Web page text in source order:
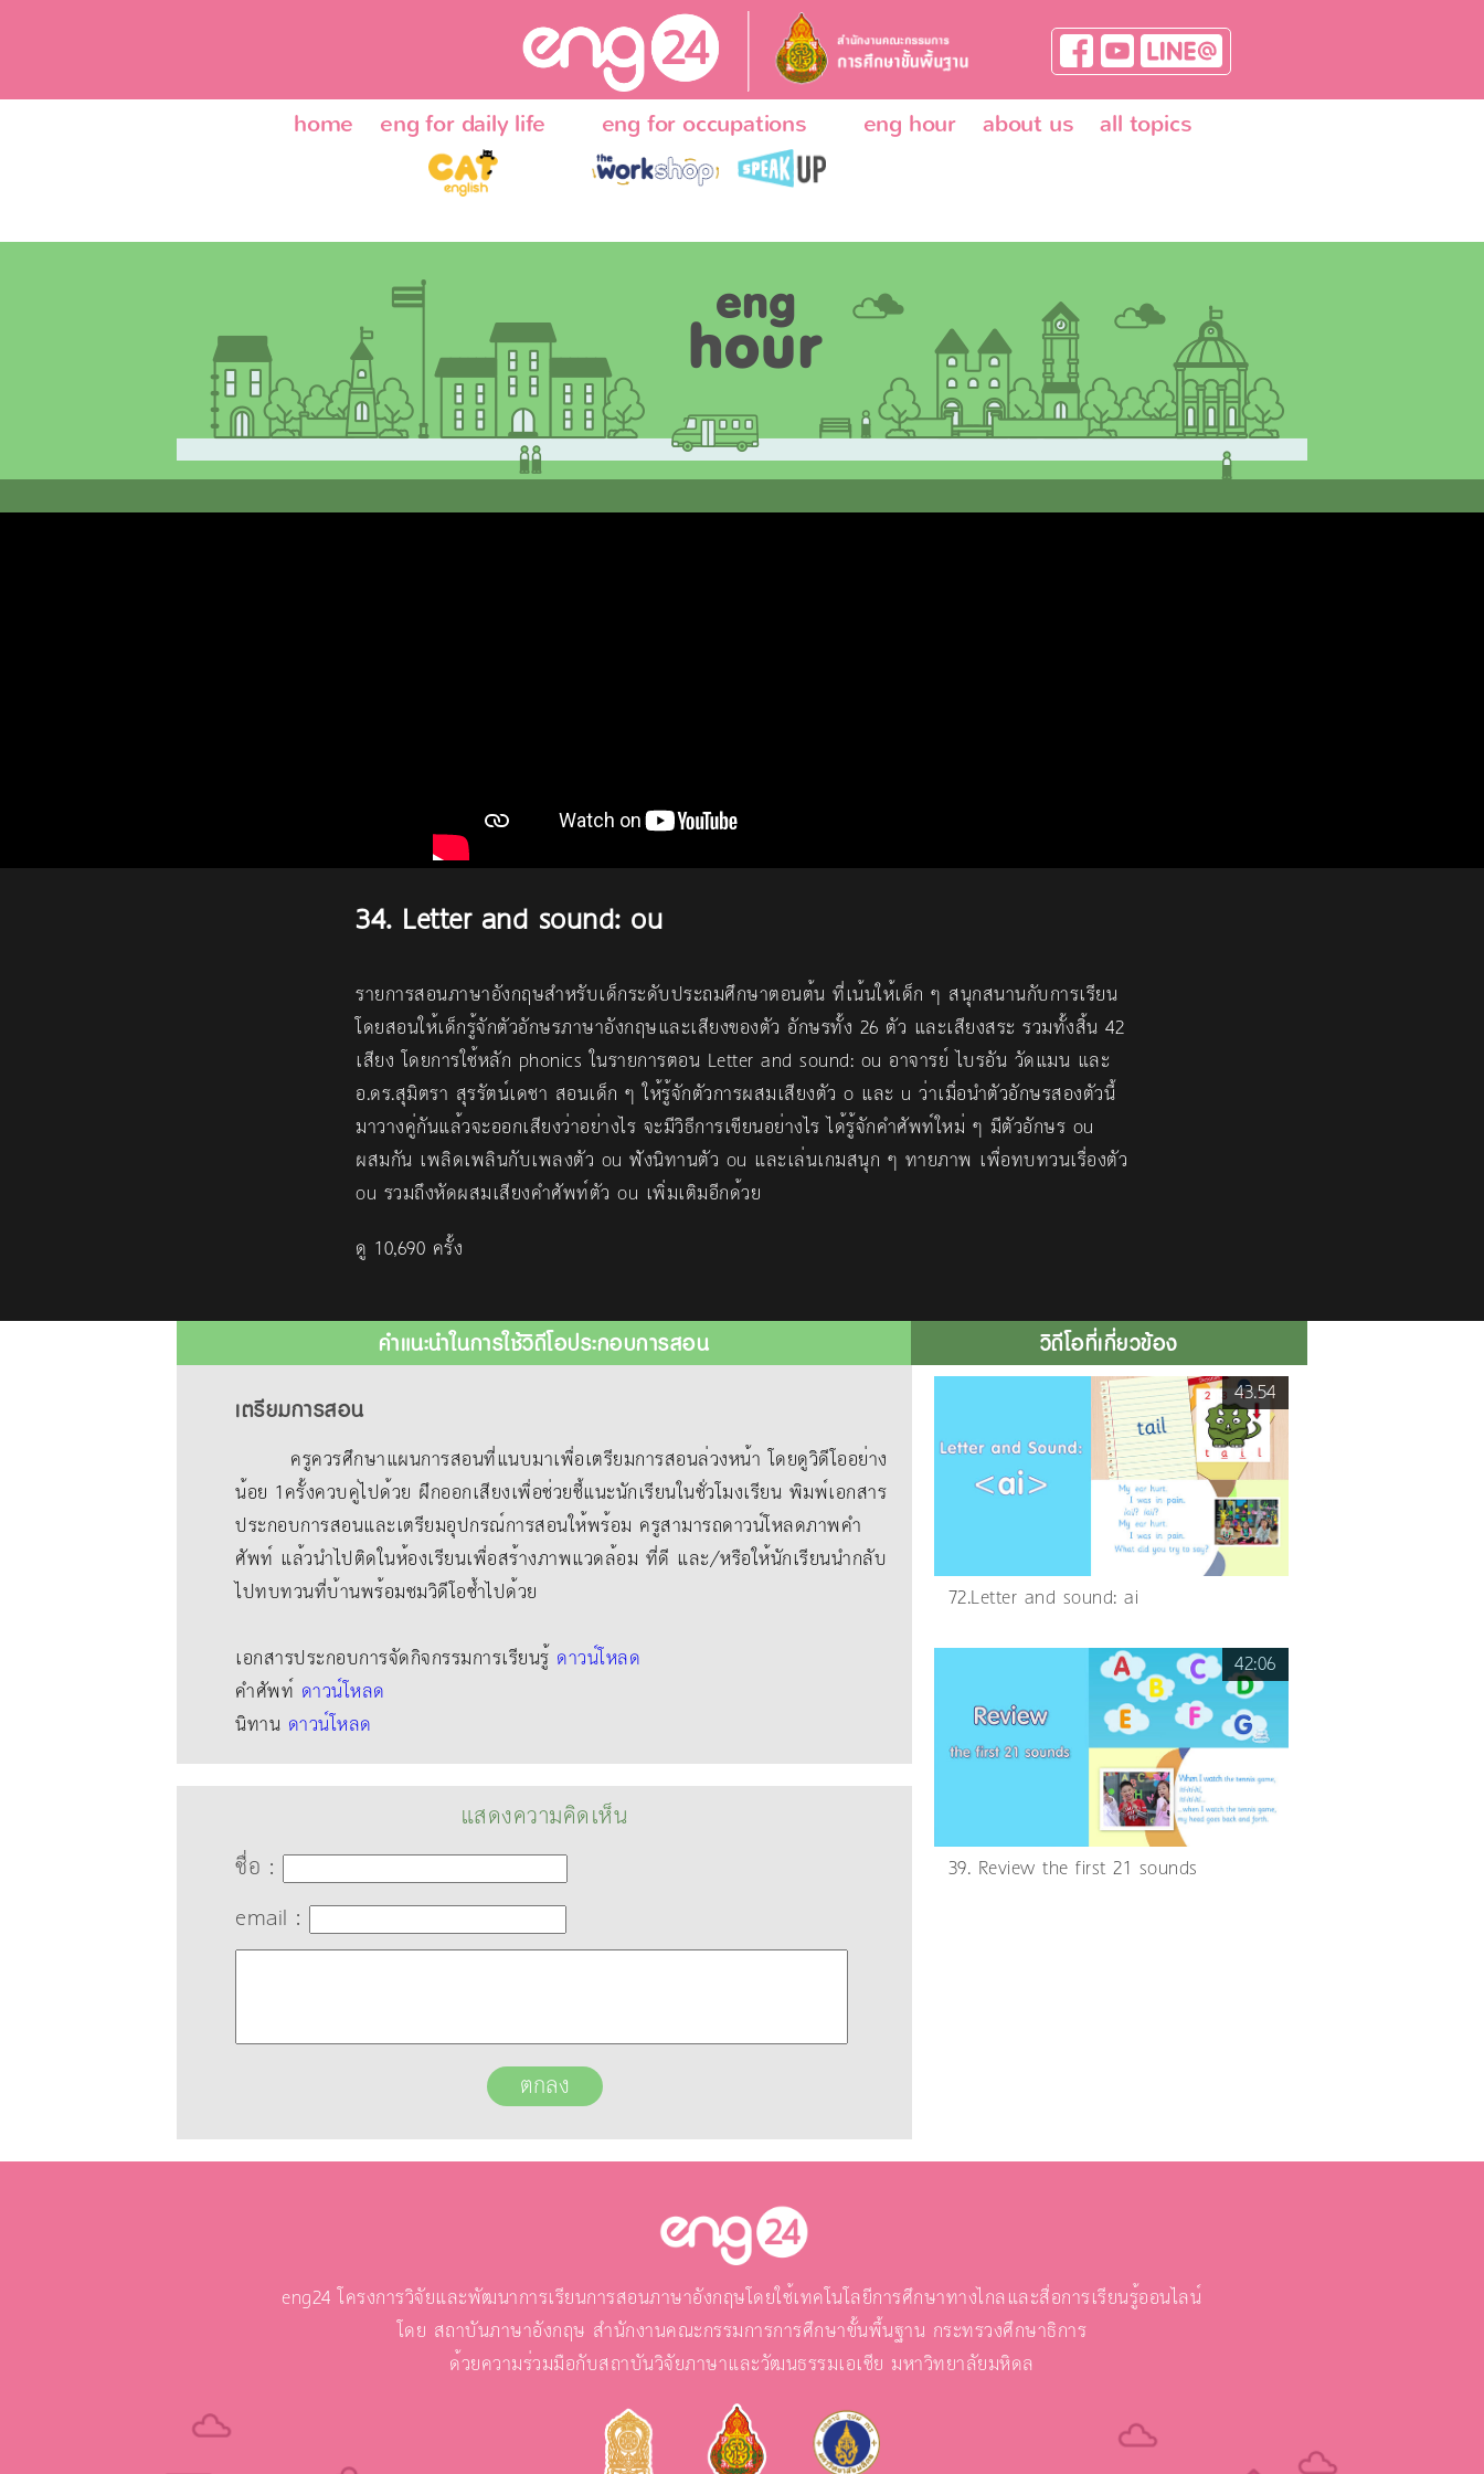
home eng for daily life eng for occupations eng hour about us all topics
34. Letter and sound: ou
รายการสอนภาษาอังกฤษสำหรับเด็กระดับประถมศึกษาตอนต้น ที่เน้นให้เด็ก ๆ สนุกสนานกับการเรียน
โดยสอนให้เด็กรู้จักตัวอักษรภาษาอังกฤษและเสียงของตัว อักษรทั้ง 26 ตัว และเสียงสระ รวมทั้งสิ้น 42
เสียง โดยการใช้หลัก phonics ในรายการตอน Letter and sound: ou อาจารย์ ไบรอัน วัดแมน และ
อ.ดร.สุมิตรา สุรรัตน์เดชา สอนเด็ก ๆ ให้รู้จักตัวการผสมเสียงตัว o และ u ว่าเมื่อนำตัวอักษรสองตัวนี้
มาวางคู่กันแล้วจะออกเสียงว่าอย่างไร จะมีวิธีการเขียนอย่างไร ได้รู้จักคำศัพท์ใหม่ ๆ มีตัวอักษร ou
ผสมกัน เพลิดเพลินกับเพลงตัว ou ฟังนิทานตัว ou และเล่นเกมสนุก ๆ ทายภาพ เพื่อทบทวนเรื่องตัว
ou รวมถึงหัดผสมเสียงคำศัพท์ตัว ou เพิ่มเติมอีกด้วย
ดู 10,690 ครั้ง
คำแนะนำในการใช้วิดีโอประกอบการสอน
เตรียมการสอน
ครูควรศึกษาแผนการสอนที่แนบมาเพื่อเตรียมการสอนล่วงหน้า โดยดูวิดีโออย่าง
น้อย 1ครั้งควบคู่ไปด้วย ฝึกออกเสียงเพื่อช่วยชี้แนะนักเรียนในชั่วโมงเรียน พิมพ์เอกสาร
ประกอบการสอนและเตรียมอุปกรณ์การสอนให้พร้อม ครูสามารถดาวน์โหลดภาพคํา
ศัพท์ แล้วนําไปติดในห้องเรียนเพื่อสร้างภาพแวดล้อม ที่ดี และ/หรือให้นักเรียนนํากลับ
ไปทบทวนที่บ้านพร้อมชมวิดีโอซ้ำไปด้วย
เอกสารประกอบการจัดกิจกรรมการเรียนรู้ ดาวน์โหลด
คำศัพท์ ดาวน์โหลด
นิทาน ดาวน์โหลด
แสดงความคิดเห็น
ชื่อ :
email :
วิดีโอที่เกี่ยวข้อง
43.54
72.Letter and sound: ai
42:06
39. Review the first 21 sounds
eng24 โครงการวิจัยและพัฒนาการเรียนการสอนภาษาอังกฤษโดยใช้เทคโนโลยีการศึกษาทางไกลและสื่อการเรียนรู้ออนไลน์
โดย สถาบันภาษาอังกฤษ สำนักงานคณะกรรมการการศึกษาขั้นพื้นฐาน กระทรวงศึกษาธิการ
ด้วยความร่วมมือกับสถาบันวิจัยภาษาและวัฒนธรรมเอเชีย มหาวิทยาลัยมหิดล